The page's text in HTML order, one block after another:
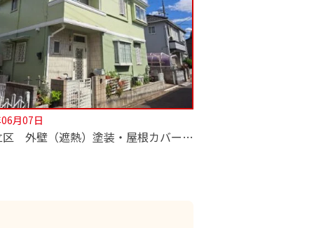
月07日
【足立区 外壁（遮熱）塗装・屋根カバー工法工事】深井塗装はカバー工法も専門！